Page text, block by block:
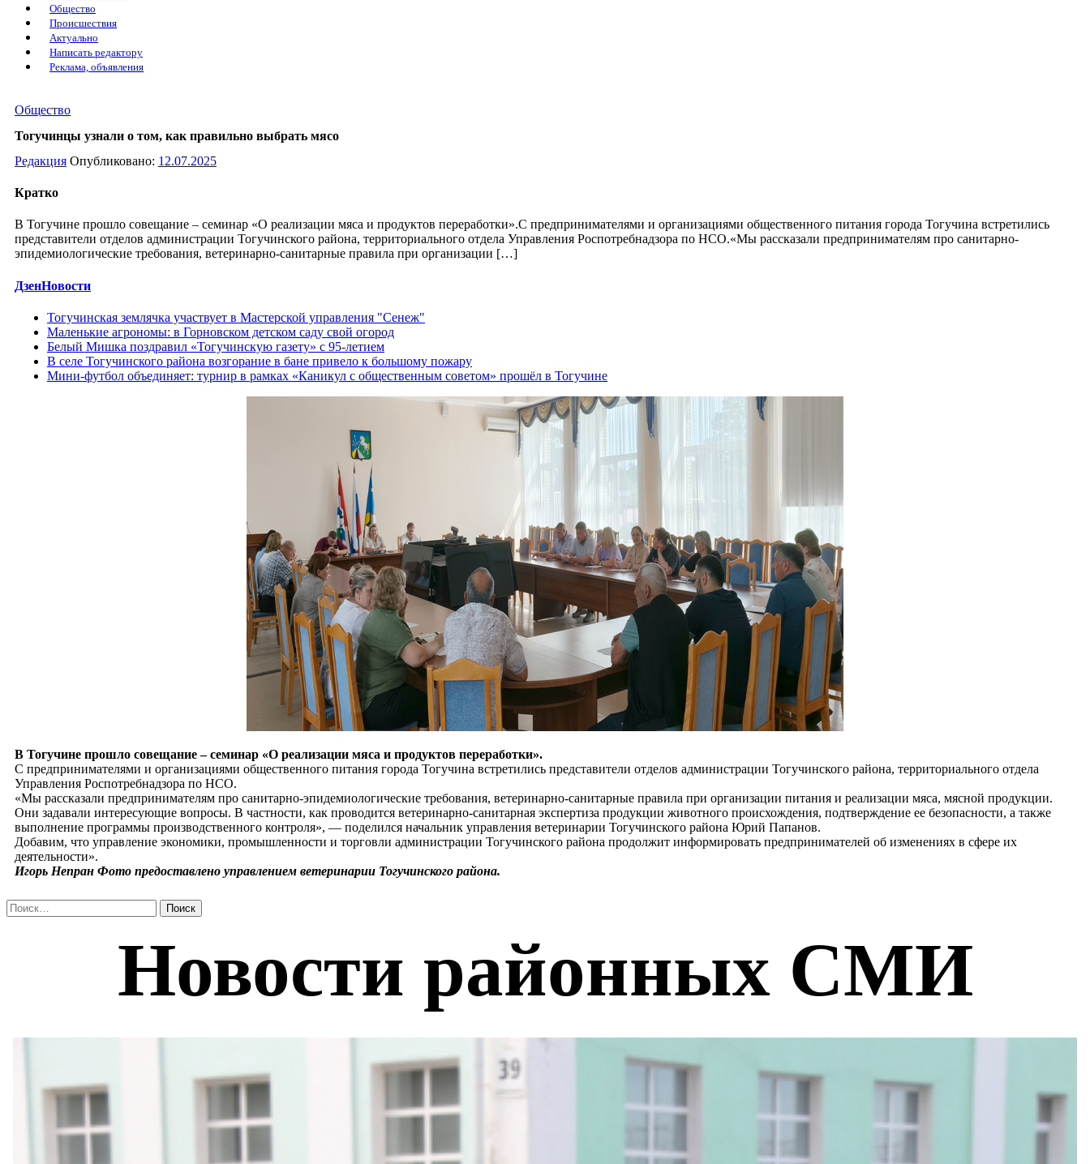
Общество
Происшествия
Актуально
Написать редактору
Реклама, объявления
Общество
Тогучинцы узнали о том, как правильно выбрать мясо
Редакция Опубликовано: 12.07.2025
Кратко
В Тогучине прошло совещание – семинар «О реализации мяса и продуктов переработки».С предпринимателями и организациями общественного питания города Тогучина встретились
представители отделов администрации Тогучинского района, территориального отдела Управления Роспотребнадзора по НСО.«Мы рассказали предпринимателям про санитарно-
эпидемиологические требования, ветеринарно-санитарные правила при организации […]
ДзенНовости
Тогучинская землячка участвует в Мастерской управления "Сенеж"
Маленькие агрономы: в Горновском детском саду свой огород
Белый Мишка поздравил «Тогучинскую газету» с 95-летием
В селе Тогучинского района возгорание в бане привело к большому пожару
Мини-футбол объединяет: турнир в рамках «Каникул с общественным советом» прошёл в Тогучине
В Тогучине прошло совещание – семинар «О реализации мяса и продуктов переработки».
С предпринимателями и организациями общественного питания города Тогучина встретились представители отделов администрации Тогучинского района, территориального отдела
Управления Роспотребнадзора по НСО.
«Мы рассказали предпринимателям про санитарно-эпидемиологические требования, ветеринарно-санитарные правила при организации питания и реализации мяса, мясной продукции.
Они задавали интересующие вопросы. В частности, как проводится ветеринарно-санитарная экспертиза продукции животного происхождения, подтверждение ее безопасности, а также
выполнение программы производственного контроля», — поделился начальник управления ветеринарии Тогучинского района Юрий Папанов.
Добавим, что управление экономики, промышленности и торговли администрации Тогучинского района продолжит информировать предпринимателей об изменениях в сфере их
деятельности».
Игорь Непран Фото предоставлено управлением ветеринарии Тогучинского района.
Найти: